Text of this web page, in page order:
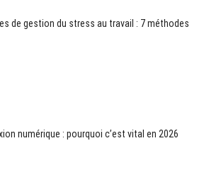
de gestion du stress au travail : 7 méthodes
numérique : pourquoi c’est vital en 2026